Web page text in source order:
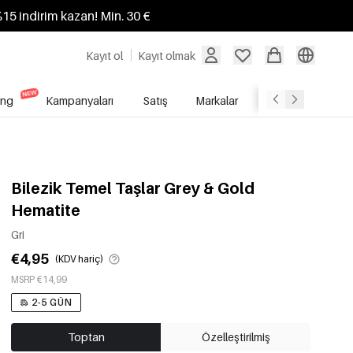
indirim kazan! Min. 30 €
Kayıt ol Kayıt olmak
Kampanyaları Satış Markalar Toptan Satış
Bilezik Temel Taşlar Grey & Gold
Hematite
Gri
€4,95 (KDV hariç)
MSRP €14,99
2-5 GÜN
Toptan Özelleştirilmiş